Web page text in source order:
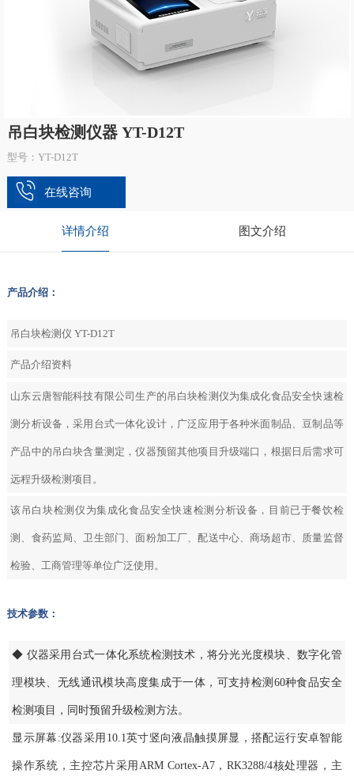
吊白块检测仪器 YT-D12T
型号：YT-D12T
在线咨询
详情介绍 图文介绍
产品介绍：
吊白块检测仪 YT-D12T
产品介绍资料
山东云唐智能科技有限公司生产的吊白块检测仪为集成化食品安全快速检
测分析设备，采用台式一体化设计，广泛应用于各种米面制品、豆制品等
产品中的吊白块含量测定，仪器预留其他项目升级端口，根据日后需求可
远程升级检测项目。
该吊白块检测仪为集成化食品安全快速检测分析设备，目前已于餐饮检
测、食药监局、卫生部门、面粉加工厂、配送中心、商场超市、质量监督
检验、工商管理等单位广泛使用。
技术参数：
◆ 仪器采用台式一体化系统检测技术，将分光光度模块、数字化管
理模块、无线通讯模块高度集成于一体，可支持检测60种食品安全
检测项目，同时预留升级检测方法。
显示屏幕:仪器采用10.1英寸竖向液晶触摸屏显，搭配运行安卓智能
操作系统，主控芯片采用ARM Cortex-A7，RK3288/4核处理器，主